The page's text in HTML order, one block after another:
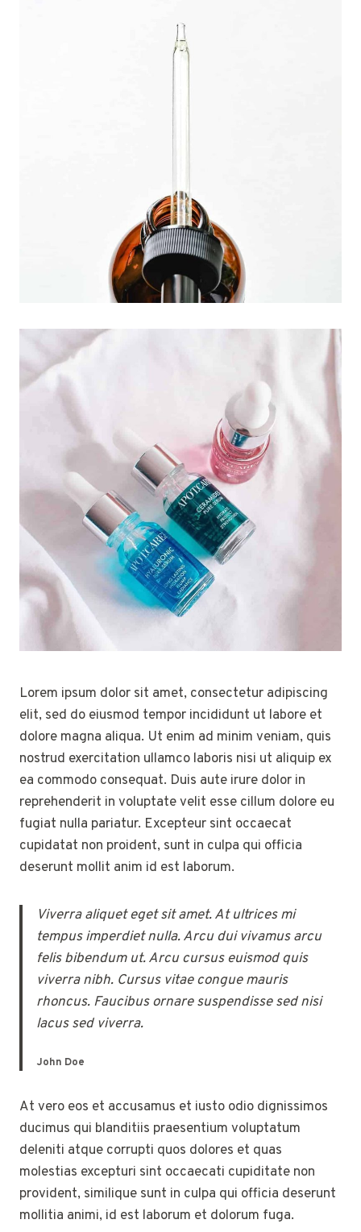
Lorem ipsum dolor sit amet, consectetur adipiscing
elit, sed do eiusmod tempor incididunt ut labore et
dolore magna aliqua. Ut enim ad minim veniam, quis
nostrud exercitation ullamco laboris nisi ut aliquip ex
ea commodo consequat. Duis aute irure dolor in
reprehenderit in voluptate velit esse cillum dolore eu
fugiat nulla pariatur. Excepteur sint occaecat
cupidatat non proident, sunt in culpa qui officia
deserunt mollit anim id est laborum.
Viverra aliquet eget sit amet. At ultrices mi
tempus imperdiet nulla. Arcu dui vivamus arcu
felis bibendum ut. Arcu cursus euismod quis
viverra nibh. Cursus vitae congue mauris
rhoncus. Faucibus ornare suspendisse sed nisi
lacus sed viverra.
John Doe
At vero eos et accusamus et iusto odio dignissimos
ducimus qui blanditiis praesentium voluptatum
deleniti atque corrupti quos dolores et quas
molestias excepturi sint occaecati cupiditate non
provident, similique sunt in culpa qui officia deserunt
mollitia animi, id est laborum et dolorum fuga.